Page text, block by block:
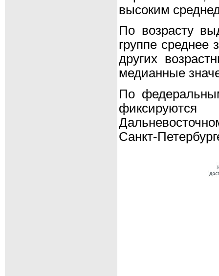
высоким
По возрасту
группе среднее
других
медианные
По
Санкт-